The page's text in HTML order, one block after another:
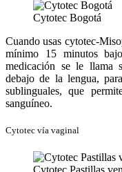
Cytotec Bogotá
Cuando usas cytotec-
mínimo 15 minutos
medicación se le llama
debajo de la lengua,
sublinguales, que
sanguíneo.
Cytotec vía vaginal
Cytotec Pastillas